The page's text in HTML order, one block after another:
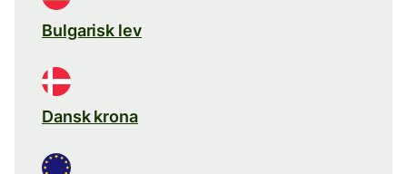
Bulgarisk lev
Dansk krona